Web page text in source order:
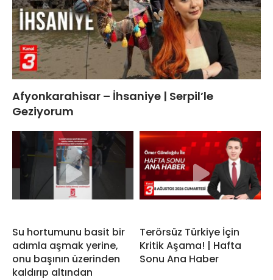
Afyonkarahisar – İhsaniye | Serpil’le
Geziyorum
Su hortumunu basit bir
adımla aşmak yerine,
onu başının üzerinden
kaldırıp altından
Terörsüz Türkiye İçin
Kritik Aşama! | Hafta
Sonu Ana Haber